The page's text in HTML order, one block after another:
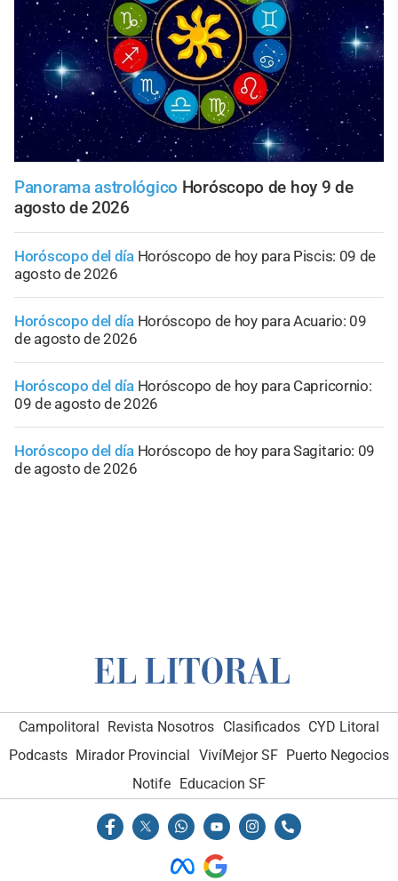
Panorama astrológico Horóscopo de hoy 9 de
agosto de 2026
Horóscopo del día Horóscopo de hoy para Piscis: 09 de
agosto de 2026
Horóscopo del día Horóscopo de hoy para Acuario: 09
de agosto de 2026
Horóscopo del día Horóscopo de hoy para Capricornio:
09 de agosto de 2026
Horóscopo del día Horóscopo de hoy para Sagitario: 09
de agosto de 2026
Campolitoral Revista Nosotros Clasificados CYD Litoral
Podcasts Mirador Provincial VivíMejor SF Puerto Negocios
Notife Educacion SF